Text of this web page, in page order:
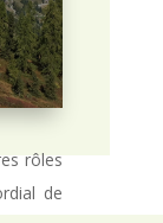
rôles
de